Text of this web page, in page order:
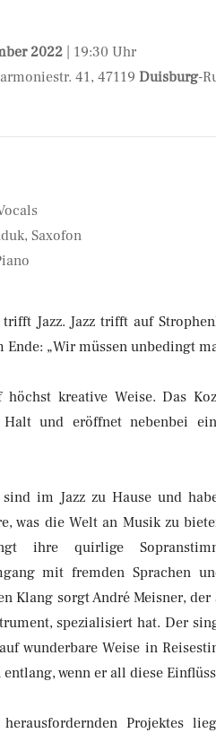
2022| 19:30 Uhr
41, 47119 Duisburg-
Saxofon
Jazz. Jazz trifft auf
Ende: „Wir müssen unbedingt
kreative Weise. Das
Halt und eröffnet nebenbei
im Jazz zu Hause und
was die Welt an Musik zu
ihre quirlige
mit fremden Sprachen
Klang sorgt André Meisner,
spezialisiert hat. Der
wunderbare Weise in
wenn er all diese
Projektes